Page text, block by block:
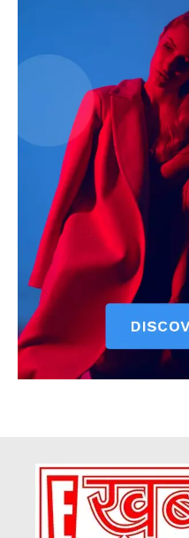
Contact us
Subscription Plans
My account